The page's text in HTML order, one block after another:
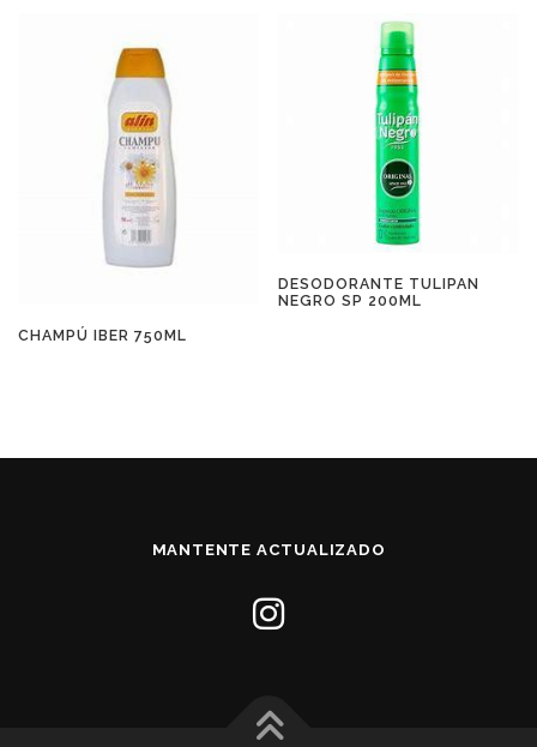
CHAMPÚ IBER 750ML
DESODORANTE TULIPAN
NEGRO SP 200ML
MANTENTE ACTUALIZADO